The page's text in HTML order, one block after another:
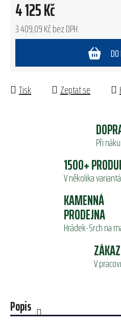
4 125 Kč
3 409,09 Kč bez DPH
Tisk Zeptat se
Při
1500+
V několika
KAMENNÁ
PRODEJNA
Hrádek-Srch na
V
Popis